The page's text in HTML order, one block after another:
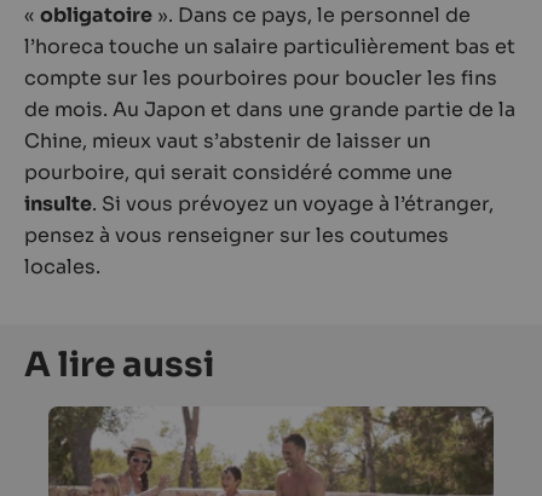
« obligatoire ». Dans ce pays, le personnel de
l’horeca touche un salaire particulièrement bas et
compte sur les pourboires pour boucler les fins
de mois. Au Japon et dans une grande partie de la
Chine, mieux vaut s’abstenir de laisser un
pourboire, qui serait considéré comme une
insulte. Si vous prévoyez un voyage à l’étranger,
pensez à vous renseigner sur les coutumes
locales.
A lire aussi